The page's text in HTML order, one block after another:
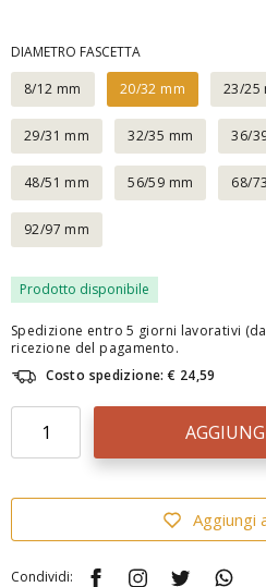
DIAMETRO FASCETTA
8/12 mm
20/32 mm 23/25
29/31 mm 32/35 mm 36/
48/51 mm 56/59 mm 68/
92/97 mm
Prodotto disponibile
Spedizione entro 5 giorni lavorativi
ricezione del pagamento.
Costo spedizione: € 24,59
Aggiungi
Condividi: